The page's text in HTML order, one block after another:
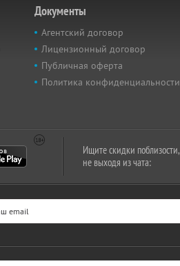
Документы
Агентский договор
Лицензионный договор
Публичная оферта
Политика конфиденциальности
Ищите скидки поблизости,
не выходя из чата: